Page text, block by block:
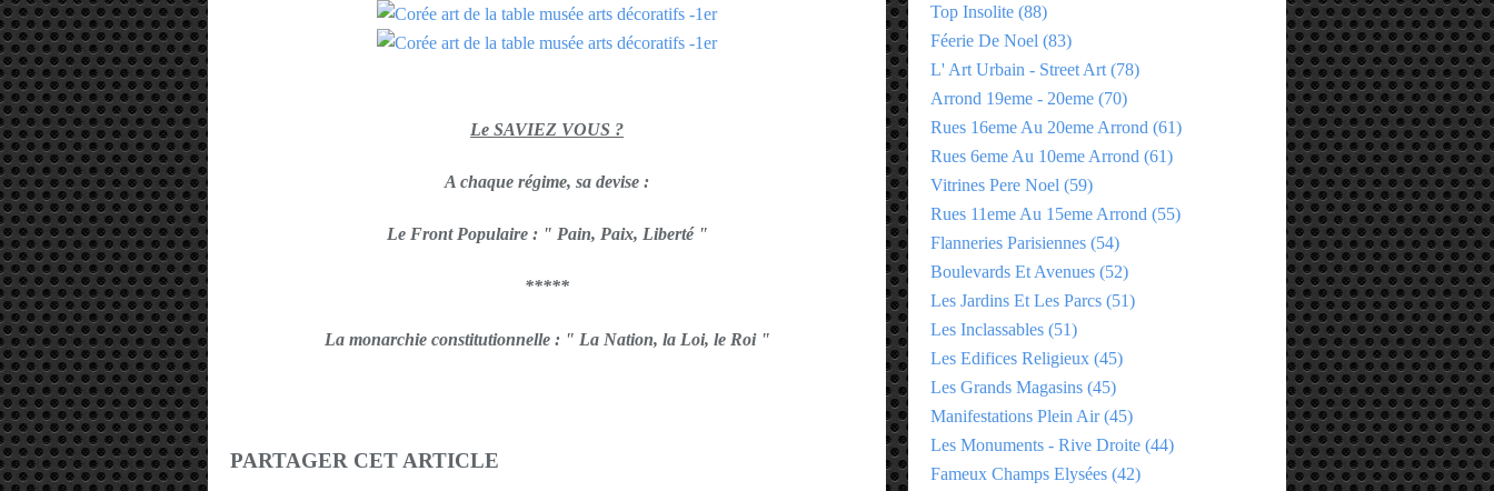
Le SAVIEZ VOUS ?
A chaque régime, sa devise :
Le Front Populaire : " Pain, Paix, Liberté "
*****
La monarchie constitutionnelle : " La Nation, la Loi, le Roi "
PARTAGER CET ARTICLE
Top Insolite (88)
Féerie De Noel (83)
L' Art Urbain - Street Art (78)
Arrond 19eme - 20eme (70)
Rues 16eme Au 20eme Arrond (61)
Rues 6eme Au 10eme Arrond (61)
Vitrines Pere Noel (59)
Rues 11eme Au 15eme Arrond (55)
Flanneries Parisiennes (54)
Boulevards Et Avenues (52)
Les Jardins Et Les Parcs (51)
Les Inclassables (51)
Les Edifices Religieux (45)
Les Grands Magasins (45)
Manifestations Plein Air(45)
Les Monuments - Rive Droite (44)
Fameux Champs Elysées (42)